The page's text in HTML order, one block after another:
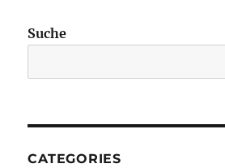
Suche
CATEGORIES